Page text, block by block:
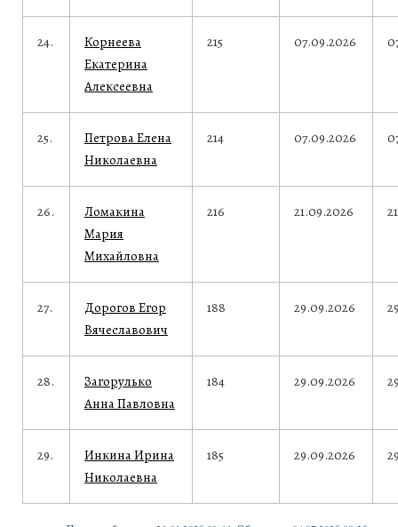
24.
Корнеева
Екатерина
Алексеевна
215 07.09.2026
25.
Петрова Елена
Николаевна
214 07.09.2026
26.
Ломакина
Мария
Михайловна
216 21.09.2026
27.
Дорогов Егор
Вячеславович
188 29.09.2026
28.
Загорулько
Анна Павловна
184 29.09.2026
29.
Инкина Ирина
Николаевна
185 29.09.2026